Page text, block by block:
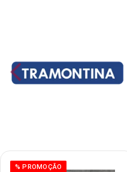
% PROMOÇÃO